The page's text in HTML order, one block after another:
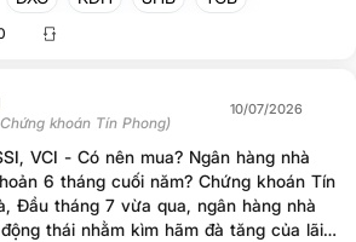
loạt tăng lãi suất huy động và lãi suất tiết
kiệm, bao gồm cả những NH TMCP lớn và
khoán Tín Phong)
10/07/2026
VCI - Có nên mua? Ngân hàng nhà
6 tháng cuối năm? Chứng khoán Tín
Đầu tháng 7 vừa qua, ngân hàng nhà
thái nhằm kìm hãm đà tăng của lãi